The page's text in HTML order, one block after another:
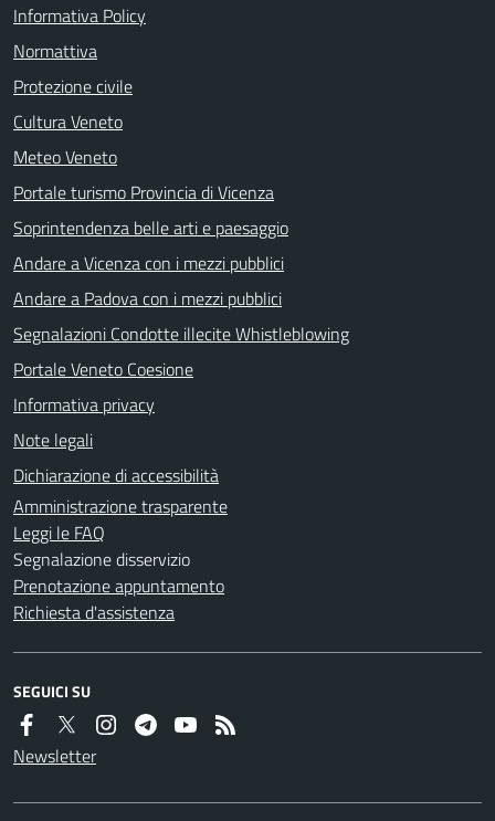
Informativa Policy
Normattiva
Protezione civile
Cultura Veneto
Meteo Veneto
Portale turismo Provincia di Vicenza
Soprintendenza belle arti e paesaggio
Andare a Vicenza con i mezzi pubblici
Andare a Padova con i mezzi pubblici
Segnalazioni Condotte illecite Whistleblowing
Portale Veneto Coesione
Informativa privacy
Note legali
Dichiarazione di accessibilità
Amministrazione trasparente
Leggi le FAQ
Segnalazione disservizio
Prenotazione appuntamento
Richiesta d'assistenza
SEGUICI SU
Newsletter